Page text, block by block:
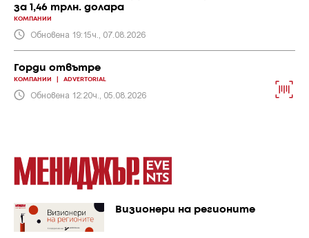
за 1,46 трлн. долара
КОМПАНИИ
Обновена 19:15ч., 07.08.2026
Горди отвътре
КОМПАНИИ ADVERTORIAL
Обновена 12:20ч., 05.08.2026
Визионери на регионите